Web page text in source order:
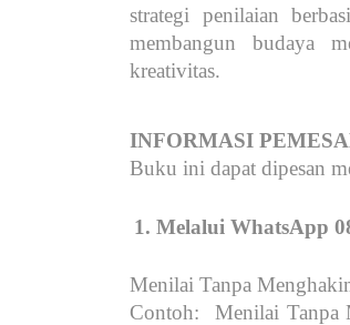
strategi penilaian
membangun budaya
kreativitas.
INFORMASI
Buku ini dapat dipesan
Melalui WhatsApp
Menilai Tanpa
Contoh: Menilai Tanpa